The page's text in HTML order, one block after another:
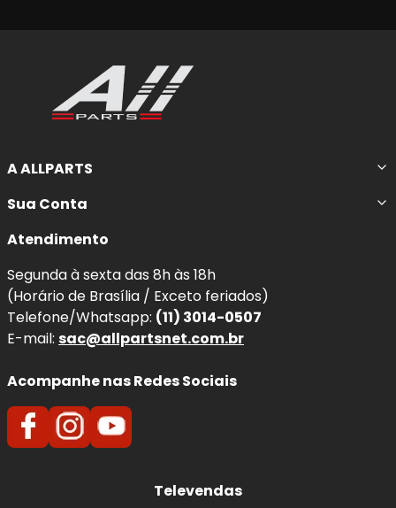
A ALLPARTS
Sua Conta
Atendimento
Segunda à sexta das 8h às 18h
(Horário de Brasília / Exceto feriados)
Telefone/Whatsapp: (11) 3014-0507
E-mail: sac@allpartsnet.com.br
Acompanhe nas Redes Sociais
Televendas